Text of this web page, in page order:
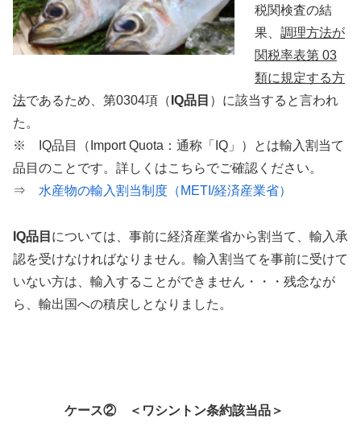
税関検査の結
果、 調理方法が
関税率表第 03
類に規定する方
法であるため、第0304項（ IQ品目 ）に該当すると言われ
た。
※ IQ品目（Import Quota：通称「IQ」）とは輸入割当て
品目のことです。詳しくはこちらでご確認ください。
⇒ 水産物の輸入割当制度（METI/経済産業省）
IQ品目 については、事前に経済産業省から割当て、輸入承
認を受けなければなりません。輸入割当てを事前に受けて
いない方は、輸入することができません・・・残念なが
ら、輸出国への積戻しとなりました。
ケース② ＜ワシントン条約該当品＞